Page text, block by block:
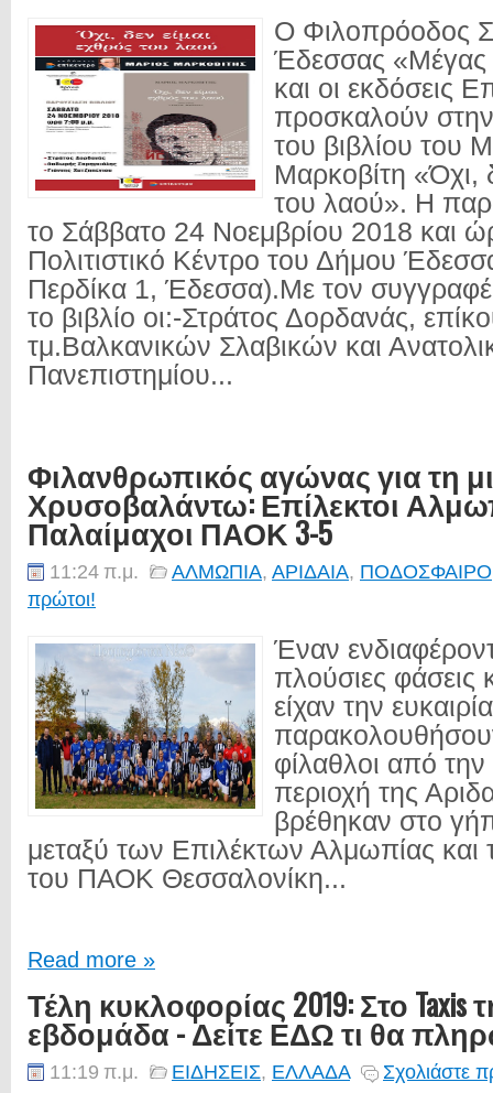
Ο Φιλοπρόοδος
Έδεσσας «Μέγας
και οι εκδόσεις
προσκαλούν
του βιβλίου του
Μαρκοβίτη «Όχι,
του λαού». Η
το Σάββατο 24 Νοεμβρίου 2018 και
Πολιτιστικό Κέντρο του Δήμου
Περδίκα 1, Έδεσσα).Με τον
το βιβλίο οι:-Στράτος Δορδανάς,
τμ.Βαλκανικών Σλαβικών και
Πανεπιστημίου...
Φιλανθρωπικός αγώνας για τη
Χρυσοβαλάντω: Επίλεκτοι
Παλαίμαχοι ΠΑΟΚ 3-5
11:24 π.μ. ΑΛΜΩΠΙΑ, ΑΡΙΔΑΙΑ, ΠΟΔΟΣΦΑΙΡΟ
πρώτοι!
Έναν
πλούσιες φάσεις
είχαν την
φίλαθλοι από
περιοχή της
βρέθηκαν στο
μεταξύ των Επιλέκτων Αλμωπίας
του ΠΑΟΚ Θεσσαλονίκη...
Read more »
Τέλη κυκλοφορίας 2019: Στο Taxis
εβδομάδα - Δείτε ΕΔΩ τι θα
11:19 π.μ. ΕΙΔΗΣΕΙΣ, ΕΛΛΑΔΑ Σχολιάστε